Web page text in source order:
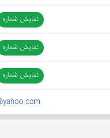
نمایش شماره
نمایش شماره
نمایش شماره